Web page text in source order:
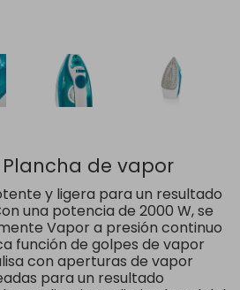
Plancha de vapor
y ligera para un resultado
una potencia de 2000 W, se
Vapor a presión continuo
función de golpes de vapor
con aperturas de vapor
para un resultado